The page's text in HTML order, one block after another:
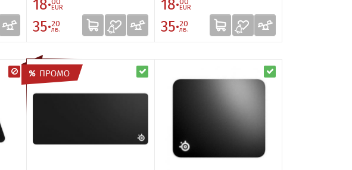
18·EUR
35·20
лв.
18·EUR
35·20
лв.